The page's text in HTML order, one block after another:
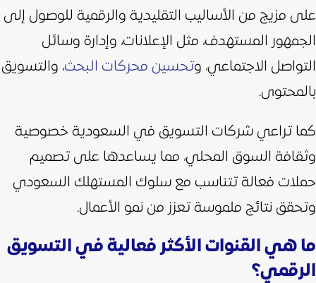
على مزيج من الأساليب التقليدية والرقمية للوصول إلى
الجمهور المستهدف، مثل الإعلانات، وإدارة وسائل
التواصل الاجتماعي، وتحسين محركات البحث، والتسويق
بالمحتوى.
كما تراعي شركات التسويق في السعودية خصوصية
وثقافة السوق المحلي، مما يساعدها على تصميم
حملات فعالة تتناسب مع سلوك المستهلك السعودي
وتحقق نتائج ملموسة تعزز من نمو الأعمال.
ما هي القنوات الأكثر فعالية في التسويق
الرقمي؟